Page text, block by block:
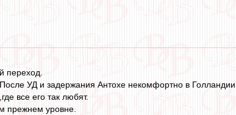
переход.
УД и задержания Антохе некомфортно в Голландии.
все его так любят.
прежнем уровне.